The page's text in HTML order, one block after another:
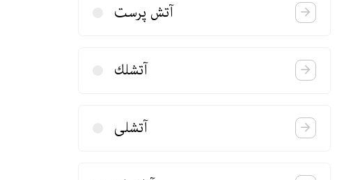
آتش پرست
آتشلك
آتشلی